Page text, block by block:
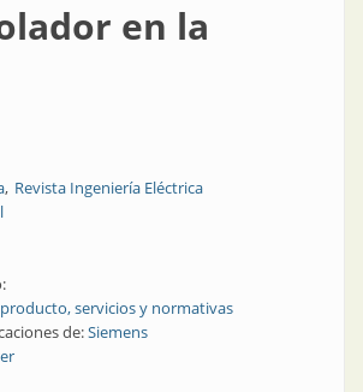
en la
Revista Ingeniería Eléctrica
servicios y normativas
de:Siemens